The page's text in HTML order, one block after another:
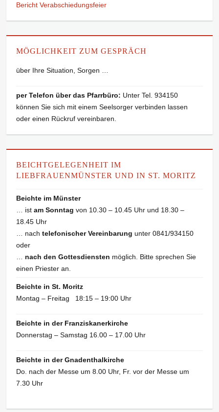
Bericht Verabschiedungsfeier
MÖGLICHKEIT ZUM GESPRÄCH
über Ihre Situation, Sorgen …
per Telefon über das Pfarrbüro: Unter Tel. 934150
können Sie sich mit einem Seelsorger verbinden lassen
oder einen Rückruf vereinbaren.
BEICHTGELEGENHEIT IM
LIEBFRAUENMÜNSTER UND IN ST. MORITZ
Beichte im Münster
… istam Sonntag von 10.30 – 10.45 Uhr und 18.30 –
18.45 Uhr
… nachtelefonischer Vereinbarung unter 0841/934150
oder
nach den Gottesdiensten möglich. Bitte sprechen Sie
einen Priester an.
Beichte in St. Moritz
Montag – Freitag 18:15 – 19:00 Uhr
Beichte in der Franziskanerkirche
Donnerstag – Samstag 16.00 – 17.00 Uhr
Beichte in der Gnadenthalkirche
Do. nach der Messe um 8.00 Uhr, Fr. vor der Messe um
7.30 Uhr